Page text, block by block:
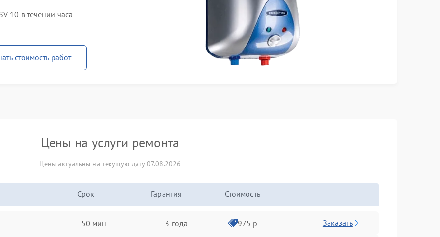
10 в течении часа
стоимость работ
Цены на услуги ремонта
Цены актуальны на текущую дату 07.08.2026
Срок Гарантия Стоимость
50 мин 3 года 975 р Заказать